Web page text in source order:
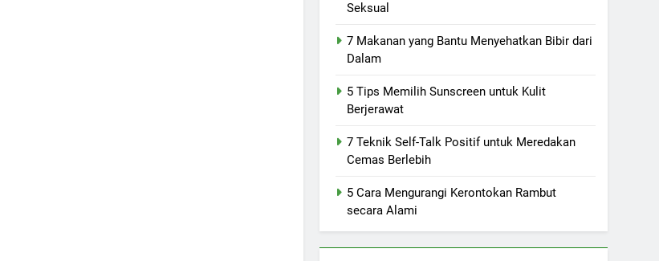
Seksual
7 Makanan yang Bantu Menyehatkan Bibir dari
Dalam
5 Tips Memilih Sunscreen untuk Kulit
Berjerawat
7 Teknik Self-Talk Positif untuk Meredakan
Cemas Berlebih
5 Cara Mengurangi Kerontokan Rambut
secara Alami